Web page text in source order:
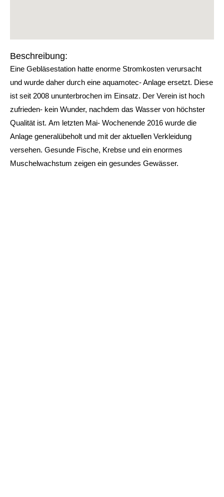
Beschreibung:
Eine Gebläsestation hatte enorme Stromkosten verursacht
und wurde daher durch eine aquamotec- Anlage ersetzt. Diese
ist seit 2008 ununterbrochen im Einsatz. Der Verein ist hoch
zufrieden- kein Wunder, nachdem das Wasser von höchster
Qualität ist. Am letzten Mai- Wochenende 2016 wurde die
Anlage generalübeholt und mit der aktuellen Verkleidung
versehen. Gesunde Fische, Krebse und ein enormes
Muschelwachstum zeigen ein gesundes Gewässer.